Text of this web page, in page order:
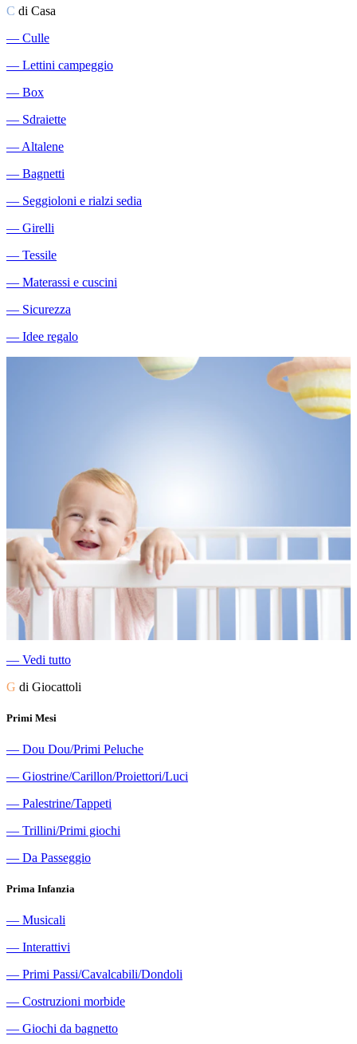
C di Casa
― Culle
― Lettini campeggio
― Box
― Sdraiette
―Altalene
― Bagnetti
― Seggioloni e rialzi sedia
― Girelli
― Tessile
― Materassi e cuscini
― Sicurezza
― Idee regalo
― Vedi tutto
G di Giocattoli
Primi Mesi
― Dou Dou/Primi Peluche
― Giostrine/Carillon/Proiettori/Luci
― Palestrine/Tappeti
― Trillini/Primi giochi
― Da Passeggio
Prima Infanzia
― Musicali
― Interattivi
― Primi Passi/Cavalcabili/Dondoli
― Costruzioni morbide
― Giochi da bagnetto